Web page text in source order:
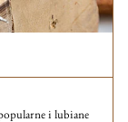
i lubiane